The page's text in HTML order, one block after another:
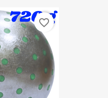
favorite_border